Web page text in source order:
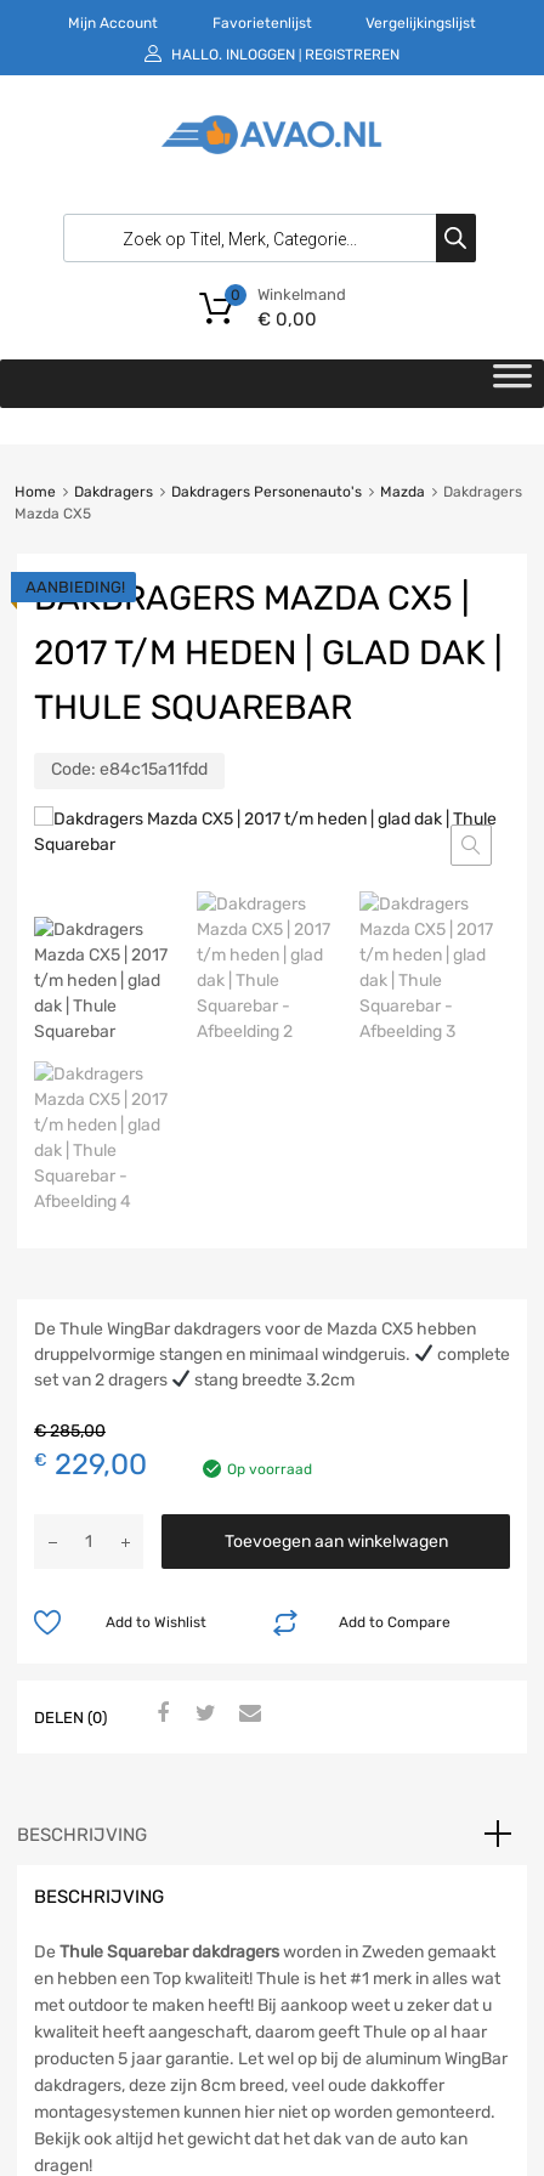
Mijn Account Favorietenlijst
Vergelijkingslijst
HALLO. INLOGGEN REGISTREREN
Winkelmand
€0,00
0
Home Dakdragers Dakdragers Personenauto's Mazda
Dakdragers
Mazda CX5
DAKDRAGERS MAZDA CX5 |
2017 T/M HEDEN | GLAD DAK |
THULE SQUAREBAR
Code: e84c15a11fdd
AANBIEDING!
De Thule WingBar dakdragers voor de Mazda CX5 hebben
druppelvormige stangen en minimaal windgeruis.
complete
set van 2 dragers
stang breedte 3.2cm
€285,00
€ 229,00 Op voorraad
Toevoegen aan winkelwagen
Add to Compare
Add to Wishlist
DELEN (0)
BESCHRIJVING
BESCHRIJVING
De Thule Squarebar dakdragersworden in Zweden gemaakt
en hebben een Top kwaliteit! Thule is het #1 merk in alles wat
met outdoor te maken heeft! Bij aankoop weet u zeker dat u
kwaliteit heeft aangeschaft, daarom geeft Thule op al haar
producten 5 jaar garantie. Let wel op bij de aluminum WingBar
dakdragers, deze zijn 8cm breed, veel oude dakkoffer
montagesystemen kunnen hier niet op worden gemonteerd.
Bekijk ook altijd het gewicht dat het dak van de auto kan
dragen!